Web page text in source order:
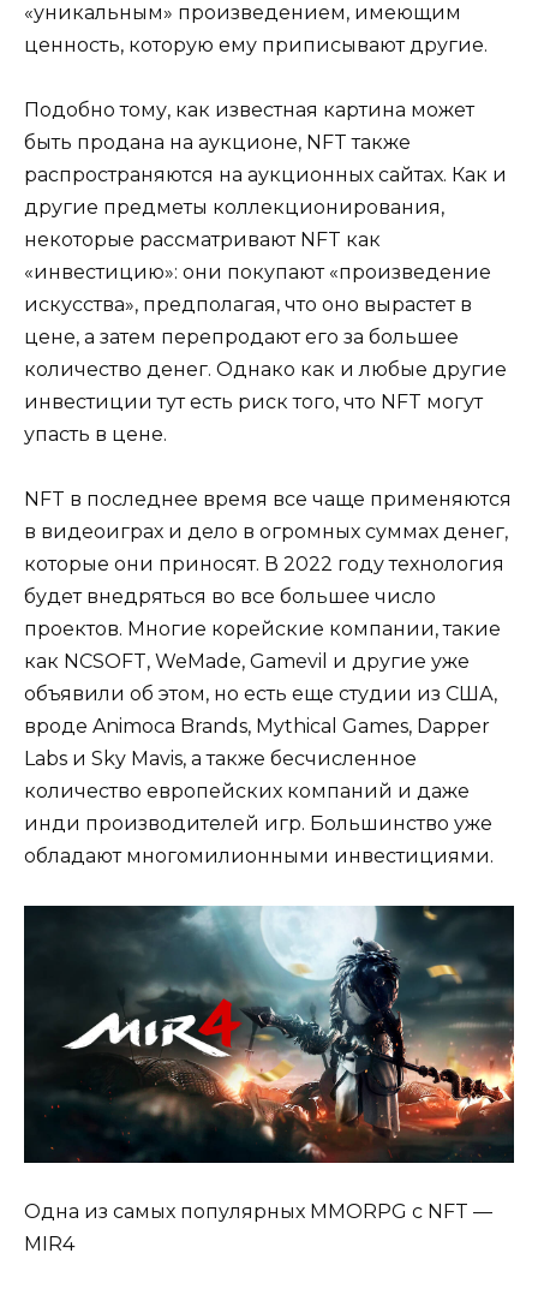
«уникальным» произведением, имеющим
ценность, которую ему приписывают другие.
Подобно тому, как известная картина может
быть продана на аукционе, NFT также
распространяются на аукционных сайтах. Как и
другие предметы коллекционирования,
некоторые рассматривают NFT как
«инвестицию»: они покупают «произведение
искусства», предполагая, что оно вырастет в
цене, а затем перепродают его за большее
количество денег. Однако как и любые другие
инвестиции тут есть риск того, что NFT могут
упасть в цене.
NFT в последнее время все чаще применяются
в видеоиграх и дело в огромных суммах денег,
которые они приносят. В 2022 году технология
будет внедряться во все большее число
проектов. Многие корейские компании, такие
как NCSOFT, WeMade, Gamevil и другие уже
объявили об этом, но есть еще студии из США,
вроде Animoca Brands, Mythical Games, Dapper
Labs и Sky Mavis, а также бесчисленное
количество европейских компаний и даже
инди производителей игр. Большинство уже
обладают многомилионными инвестициями.
Одна из самых популярных MMORPG с NFT —
MIR4